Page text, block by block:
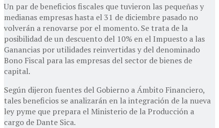
Un par de beneficios fiscales que tuvieron las pequeñas y
medianas empresas hasta el 31 de diciembre pasado no
volverán a renovarse por el momento. Se trata de la
posibilidad de un descuento del 10% en el Impuesto a las
Ganancias por utilidades reinvertidas y del denominado
Bono Fiscal para las empresas del sector de bienes de
capital.
Según dijeron fuentes del Gobierno a Ámbito Financiero,
tales beneficios se analizarán en la integración de la nueva
ley pyme que prepara el Ministerio de la Producción a
cargo de Dante Sica.